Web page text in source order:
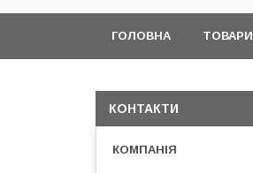
ГОЛОВНА ТОВАРИ
КОНТАКТИ